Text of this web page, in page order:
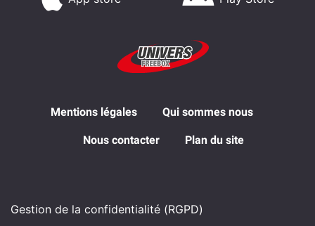
Mentions légales Qui sommes nous
Nous contacter Plan du site
Gestion de la confidentialité (RGPD)